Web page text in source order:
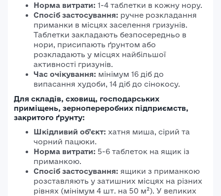
Норма витрати: 1-4 таблетки в кожну нору.
Спосіб застосування: ручне розкладання
приманки в місцях заселення гризунів.
Таблетки закладають безпосередньо в
нори, присипають ґрунтом або
розкладають у місцях найбільшої
активності гризунів.
Час очікування: мінімум 16 діб до
випасання худоби, 14 діб до сінокосу.
Для складів, сховищ, господарських
приміщень, зернопереробних підприємств,
закритого ґрунту:
Шкідливий об’єкт: хатня миша, сірий та
чорний пацюки.
Норма витрати: 5-6 таблеток на ящик із
приманкою.
Спосіб застосування: ящики з приманкою
розставляють у затишних місцях на різних
рівнях (мінімум 4 шт. на 50 м²). У великих